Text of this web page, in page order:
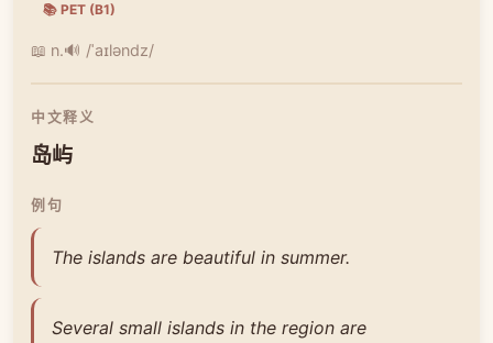
📚 PET (B1)
📖 n.🔊 /ˈaɪləndz/
中文释义
岛屿
例句
The islands are beautiful in summer.
Several small islands in the region are